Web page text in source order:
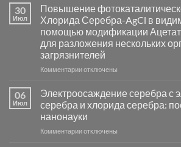
Пламенный
синтез
катализаторов
и
сенсоров
на
основе
группы
30
Июл
Повышение
Хлорида Серебра-AgCl в
помощью модификации
для разложения нескольких
загрязнителей
Комментариик
фотокаталитической
активности
Хлорида
Серебра-
отключены
06
Июл
Электроосаждение серебра с
серебра и хлорида серебра:
нанонауки
Комментариикотключены